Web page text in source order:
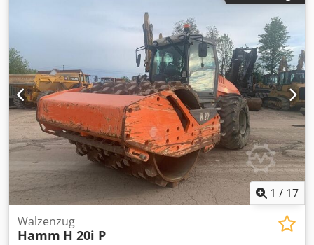
also gerne jederzeit an oder senden Sie uns eine E-Mail.
Alle unsere Maschinen sind vollständig gewartet und auf
Zuverlässigkeit geprüft. Benötigen Sie Bilder? Kontaktieren
Sie uns einfach – wir senden Ihnen diese umgehend zu.
Wir unterstützen Sie gern auf Niederländisch, Englisch,
Französisch, Deutsch, Spanisch und Russisch. Entdecken
Sie unser umfangreiches Angebot an zuverlässigen
Maschinen. Crjdpfewai S Nox Ag Eof
1 / 17
Walzenzug
Hamm H 20i P